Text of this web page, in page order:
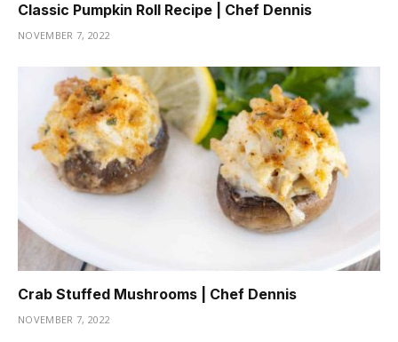
Classic Pumpkin Roll Recipe | Chef Dennis
NOVEMBER 7, 2022
Crab Stuffed Mushrooms | Chef Dennis
NOVEMBER 7, 2022